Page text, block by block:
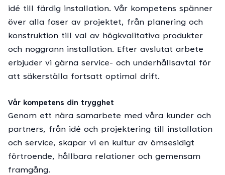
idé till färdig installation. Vår kompetens spänner
över alla faser av projektet, från planering och
konstruktion till val av högkvalitativa produkter
och noggrann installation. Efter avslutat arbete
erbjuder vi gärna service- och underhållsavtal för
att säkerställa fortsatt optimal drift.
Vår kompetens din trygghet
Genom ett nära samarbete med våra kunder och
partners, från idé och projektering till installation
och service, skapar vi en kultur av ömsesidigt
förtroende, hållbara relationer och gemensam
framgång.